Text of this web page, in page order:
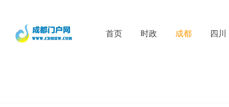
首页 时政 成都 四川